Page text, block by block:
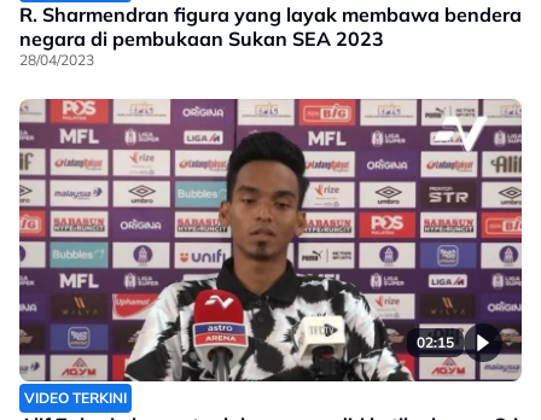
R. Sharmendran figura yang layak membawa bendera
negara di pembukaan Sukan SEA 2023
28/04/2023
02:15
VIDEO TERKINI